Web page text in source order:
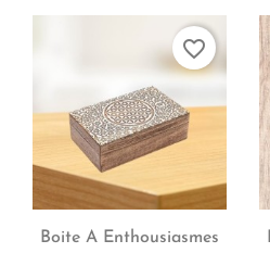
 Aperçu rapide
Boite A Enthousiasmes
favorite_border